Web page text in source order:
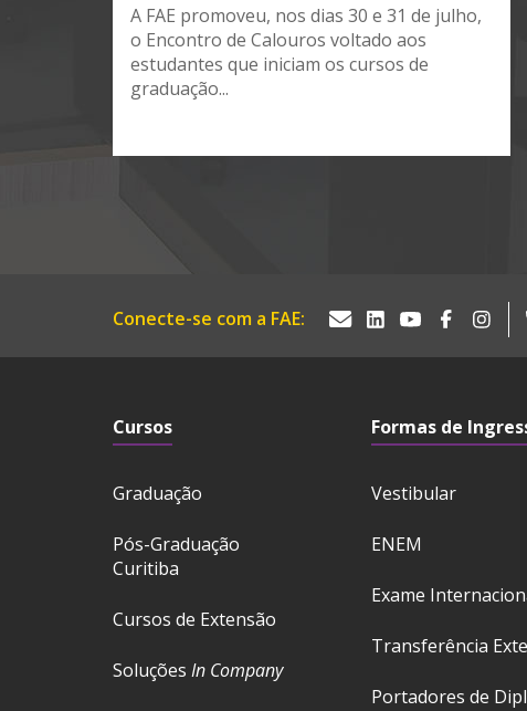
A FAE promoveu, nos dias 30 e 31 de julho,
o Encontro de Calouros voltado aos
estudantes que iniciam os cursos de
graduação...
Conecte-se com a FAE:
Cursos
Graduação
Pós-Graduação
Curitiba
Cursos de Extensão
Soluções In Company
Formas de
Vestibular
ENEM
Exame
Transferência
Portadores de